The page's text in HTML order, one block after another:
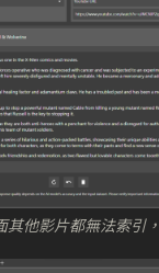
其他影片都無法索引